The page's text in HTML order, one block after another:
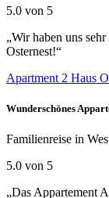
5.0 von 5
„Wir haben uns
Osternest!“
Apartment 2 Haus
Wunderschönes
Familienreise in
5.0 von 5
„Das Appartement